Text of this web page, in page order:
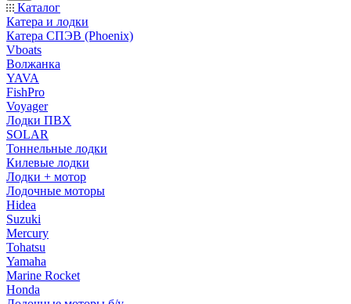
Каталог
Катера и лодки
Катера СПЭВ (Phoenix)
Vboats
Волжанка
YAVA
FishPro
Voyager
Лодки ПВХ
SOLAR
Тоннельные лодки
Килевые лодки
Лодки + мотор
Лодочные моторы
Hidea
Suzuki
Mercury
Tohatsu
Yamaha
Marine Rocket
Honda